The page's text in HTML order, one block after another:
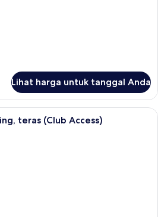
Lihat harga untuk tanggal Anda
Seprai premium, minibar, brankas,
teras (Club Access)